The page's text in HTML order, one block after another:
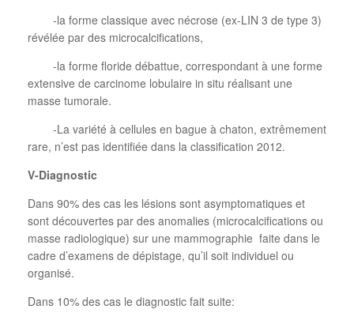
-la forme classique avec nécrose (ex-LIN 3 de type 3)
révélée par des microcalcifications,
-la forme floride débattue, correspondant à une forme
extensive de carcinome lobulaire in situ réalisant une
masse tumorale.
-La variété à cellules en bague à chaton, extrêmement
rare, n’est pas identifiée dans la classification 2012.
V-Diagnostic
Dans 90% des cas les lésions sont asymptomatiques et
sont découvertes par des anomalies (microcalcifications ou
masse radiologique) sur une mammographie faite dans le
cadre d’examens de dépistage, qu’il soit individuel ou
organisé.
Dans 10% des cas le diagnostic fait suite: